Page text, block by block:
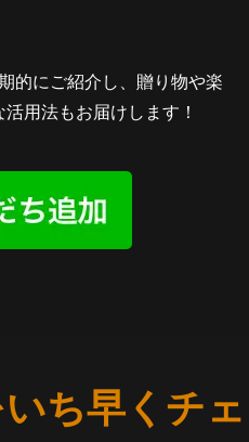
的にご紹介し、贈り物や楽
用法もお届けします！
ち早くチェ